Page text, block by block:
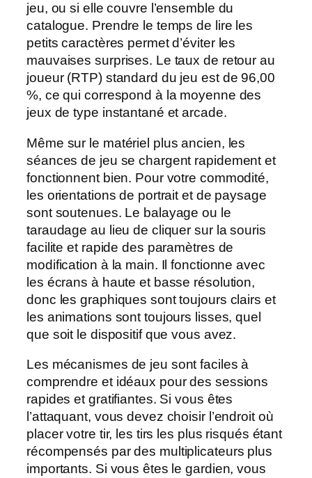
jeu, ou si elle couvre l’ensemble du
catalogue. Prendre le temps de lire les
petits caractères permet d’éviter les
mauvaises surprises. Le taux de retour au
joueur (RTP) standard du jeu est de 96,00
%, ce qui correspond à la moyenne des
jeux de type instantané et arcade.
Même sur le matériel plus ancien, les
séances de jeu se chargent rapidement et
fonctionnent bien. Pour votre commodité,
les orientations de portrait et de paysage
sont soutenues. Le balayage ou le
taraudage au lieu de cliquer sur la souris
facilite et rapide des paramètres de
modification à la main. Il fonctionne avec
les écrans à haute et basse résolution,
donc les graphiques sont toujours clairs et
les animations sont toujours lisses, quel
que soit le dispositif que vous avez.
Les mécanismes de jeu sont faciles à
comprendre et idéaux pour des sessions
rapides et gratifiantes. Si vous êtes
l’attaquant, vous devez choisir l’endroit où
placer votre tir, les tirs les plus risqués étant
récompensés par des multiplicateurs plus
importants. Si vous êtes le gardien, vous